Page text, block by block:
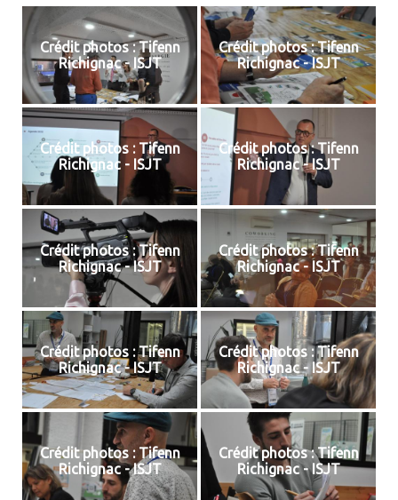
Crédit photos : Tifenn
Richignac - ISJT
Crédit photos : Tifenn
Richignac - ISJT
Crédit photos : Tifenn
Richignac - ISJT
Crédit photos : Tifenn
Richignac - ISJT
Crédit photos : Tifenn
Richignac - ISJT
Crédit photos : Tifenn
Richignac - ISJT
Crédit photos : Tifenn
Richignac - ISJT
Crédit photos : Tifenn
Richignac - ISJT
Crédit photos : Tifenn
Richignac - ISJT
Crédit photos : Tifenn
Richignac - ISJT